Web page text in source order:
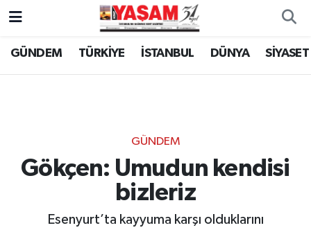
GÜNDEM TÜRKİYE İSTANBUL DÜNYA SİYASET
GÜNDEM
Gökçen: Umudun kendisi
bizleriz
Esenyurt’ta kayyuma karşı olduklarını